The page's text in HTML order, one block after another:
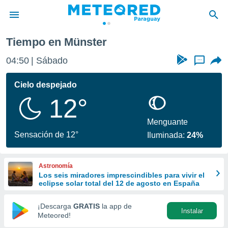
de
ha
calidad.
a este
las
y
forma
digital
basada
Tiempo en Münster
04:50 Sábado ...
Cielo despejado
12°
Sensación de 12°
Menguante
Iluminada:24%
Astronomía
Los seis miradores imprescindibles para vivir el
eclipse solar total del 12 de agosto en España
¡Descarga GRATIS la app de
Meteored!
Instalar